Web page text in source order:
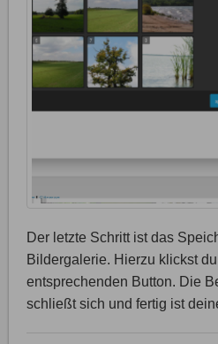
Der letzte Schritt ist das
Bildergalerie. Hierzu klickst
entsprechenden Button. Die
schließt sich und fertig ist